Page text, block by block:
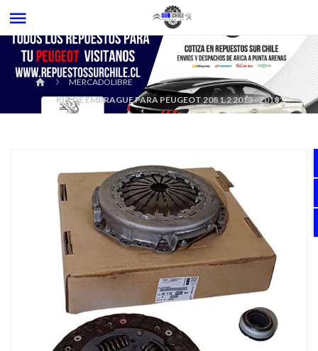
MERCADOLIBRE
KIT DE EMBRAGUE PARA PEUGEOT 208 1.2 2013 - 2018